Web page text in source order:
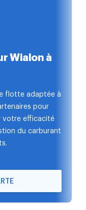
Wialon à
flotte adaptée à
pour
votre efficacité
du carburant